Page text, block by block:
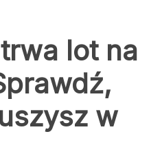
lot na
w